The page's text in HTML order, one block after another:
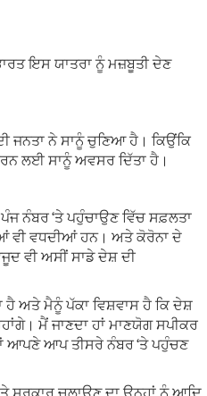
ਇਸ ਯਾਤਰਾ ਨੂੰ ਮਜ਼ਬੂਤੀ ਦੇਣ
ਜਨਤਾ ਨੇ ਸਾਨੂੰ ਚੁਣਿਆ ਹੈ। ਕਿਉਂਕਿ
ਲਈ ਸਾਨੂੰ ਅਵਸਰ ਦਿੱਤਾ ਹੈ।
ਨੰਬਰ ‘ਤੇ ਪਹੁੰਚਾਉਣ ਵਿੱਚ ਸਫ਼ਲਤਾ
ਵੀ ਵਧਦੀਆਂ ਹਨ। ਅਤੇ ਕੋਰੋਨਾ ਦੇ
ਵੀ ਅਸੀਂ ਸਾਡੇ ਦੇਸ਼ ਦੀ
ਅਤੇ ਮੈਨੂੰ ਪੱਕਾ ਵਿਸ਼ਵਾਸ ਹੈ ਕਿ ਦੇਸ਼
ਮੈਂ ਜਾਣਦਾ ਹਾਂ ਮਾਣਯੋਗ ਸਪੀਕਰ
ਆਪਣੇ ਆਪ ਤੀਸਰੇ ਨੰਬਰ ‘ਤੇ ਪਹੁੰਚਣ